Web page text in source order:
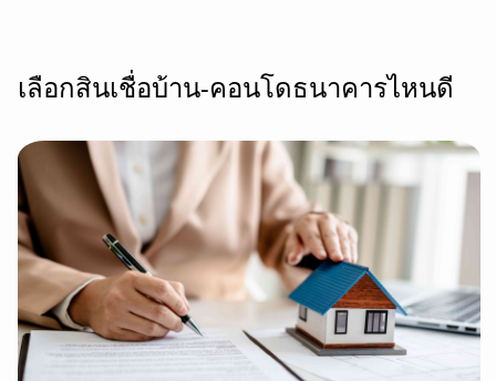
เลือกสินเชื่อบ้าน-คอนโดธนาคารไหนดี